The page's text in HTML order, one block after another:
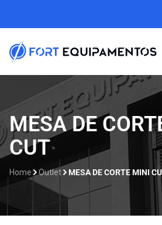
Home
Linhas
MESA DE
CUT
Home Outlet MESA DE CORTE MINI